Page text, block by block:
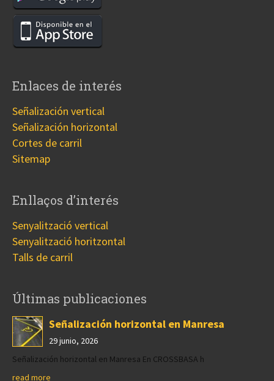
Enlaces de interés
Señalización vertical
Señalización horizontal
Cortes de carril
Sitemap
Enllaços d’interés
Senyalització vertical
Senyalització horitzontal
Talls de carril
Últimas publicaciones
Señalización horizontal en Manresa
29 junio, 2026
Señalización horizontal en Manresa En CROSSBASA h
read more